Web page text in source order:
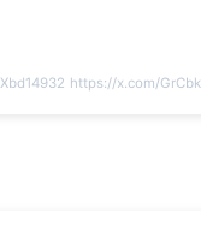
https://x.com/